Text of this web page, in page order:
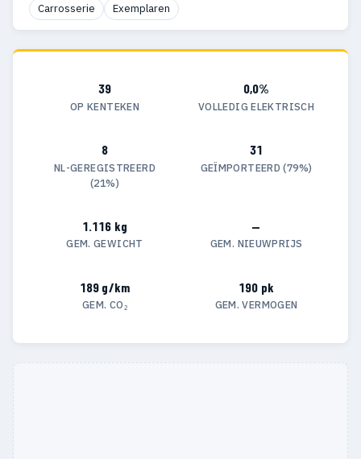
Carrosserie
Exemplaren
39
OP KENTEKEN
0,0%
VOLLEDIG ELEKTRISCH
8
NL-GEREGISTREERD
(21%)
31
GEÏMPORTEERD (79%)
1.116 kg
GEM. GEWICHT
—
GEM. NIEUWPRIJS
189 g/km
GEM. CO₂
190 pk
GEM. VERMOGEN